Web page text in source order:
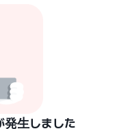
発生しました